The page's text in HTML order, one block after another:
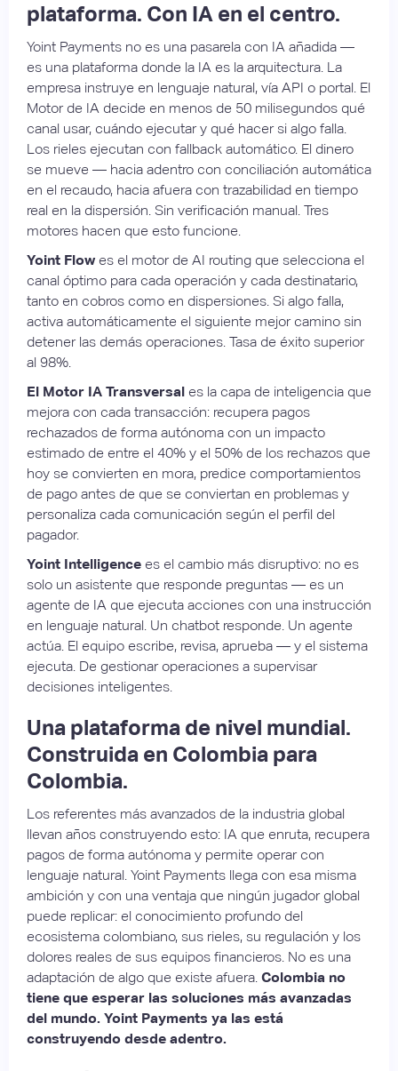
plataforma. Con IA en el centro.
Yoint Payments no es una pasarela con IA añadida —
es una plataforma donde la IA es la arquitectura. La
empresa instruye en lenguaje natural, vía API o portal. El
Motor de IA decide en menos de 50 milisegundos qué
canal usar, cuándo ejecutar y qué hacer si algo falla.
Los rieles ejecutan con fallback automático. El dinero
se mueve — hacia adentro con conciliación automática
en el recaudo, hacia afuera con trazabilidad en tiempo
real en la dispersión. Sin verificación manual. Tres
motores hacen que esto funcione.
Yoint Flowes el motor de AI routing que selecciona el
canal óptimo para cada operación y cada destinatario,
tanto en cobros como en dispersiones. Si algo falla,
activa automáticamente el siguiente mejor camino sin
detener las demás operaciones. Tasa de éxito superior
al 98%.
El Motor IA Transversal es la capa de inteligencia que
mejora con cada transacción: recupera pagos
rechazados de forma autónoma con un impacto
estimado de entre el 40% y el 50% de los rechazos que
hoy se convierten en mora, predice comportamientos
de pago antes de que se conviertan en problemas y
personaliza cada comunicación según el perfil del
pagador.
Yoint Intelligence es el cambio más disruptivo: no es
solo un asistente que responde preguntas — es un
agente de IA que ejecuta acciones con una instrucción
en lenguaje natural. Un chatbot responde. Un agente
actúa. El equipo escribe, revisa, aprueba — y el sistema
ejecuta. De gestionar operaciones a supervisar
decisiones inteligentes.
Una plataforma de nivel mundial.
Construida en Colombia para
Colombia.
Los referentes más avanzados de la industria global
llevan años construyendo esto: IA que enruta, recupera
pagos de forma autónoma y permite operar con
lenguaje natural. Yoint Payments llega con esa misma
ambición y con una ventaja que ningún jugador global
puede replicar: el conocimiento profundo del
ecosistema colombiano, sus rieles, su regulación y los
dolores reales de sus equipos financieros. No es una
adaptación de algo que existe afuera. Colombia no
tiene que esperar las soluciones más avanzadas
del mundo. Yoint Payments ya las está
construyendo desde adentro.